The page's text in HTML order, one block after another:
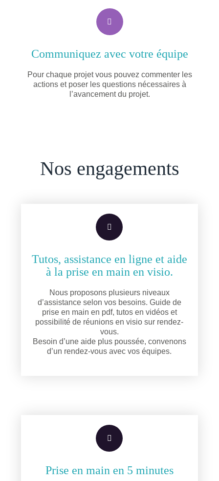
Communiquez avec votre équipe
Pour chaque projet vous pouvez commenter les
actions et poser les questions nécessaires à
l’avancement du projet.
Nos engagements
Tutos, assistance en ligne et aide
à la prise en main en visio.
Nous proposons plusieurs niveaux
d’assistance selon vos besoins. Guide de
prise en main en pdf, tutos en vidéos et
possibilité de réunions en visio sur rendez-
vous.
Besoin d’une aide plus poussée, convenons
d’un rendez-vous avec vos équipes.
Prise en main en 5 minutes